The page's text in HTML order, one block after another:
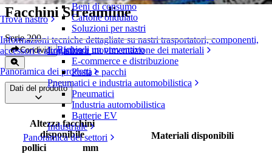
Trova nastro
Informazioni tecniche dettagliate su nastri trasportatori, componenti,
accessori e altro ancora
Panoramica dei prodotti
Beni di consumo
Cartone ondulato
Soluzioni per nastri
Logistica e movimentazione dei materiali
E-commerce e distribuzione
Posta e pacchi
Pneumatici e industria automobilistica
Pneumatici
Industria automobilistica
Batterie EV
Industriale
Panoramica dei settori
Facchini Streamline
Serie 200
Condividi Richiedi un preventivo
Dati del prodotto
Altezza facchini
disponibile
Materiali disponibili
pollici
mm